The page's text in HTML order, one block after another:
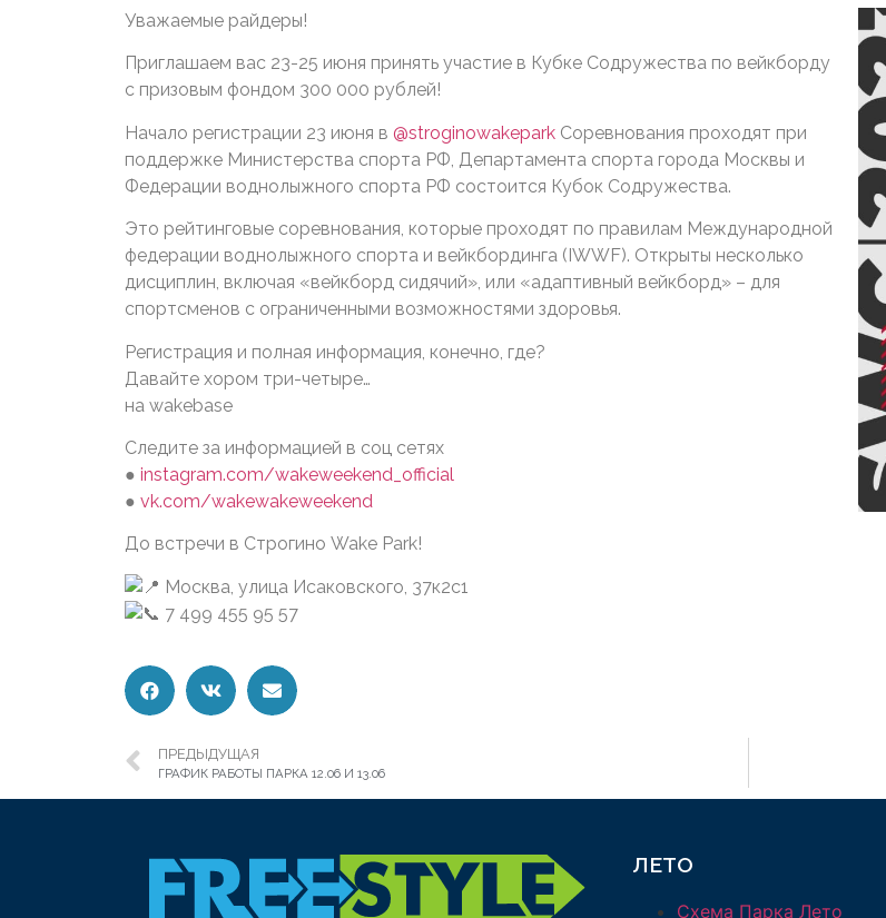
Уважаемые райдеры!
Приглашаем вас 23-25 июня принять участие в Кубке Содружества по вейкборду
с призовым фондом 300 000 рублей!
Начало регистрации 23 июня в @stroginowakepark Соревнования проходят при
поддержке Министерства спорта РФ, Департамента спорта города Москвы и
Федерации воднолыжного спорта РФ состоится Кубок Содружества.
Это рейтинговые соревнования, которые проходят по правилам Международной
федерации воднолыжного спорта и вейкбординга (IWWF). Открыты несколько
дисциплин, включая «вейкборд сидячий», или «адаптивный вейкборд» – для
спортсменов с ограниченными возможностями здоровья.
Регистрация и полная информация, конечно, где?
Давайте хором три-четыре…
на wakebase
Следите за информацией в соц сетях
● instagram.com/wakeweekend_official
● vk.com/wakewakeweekend
До встречи в Строгино Wake Park!
Москва, улица Исаковского, 37к2с1
7 499 455 95 57
ПРЕДЫДУЩАЯ
ГРАФИК РАБОТЫ ПАРКА 12.06 И 13.06
ЛЕТО
Схема Парка Лето